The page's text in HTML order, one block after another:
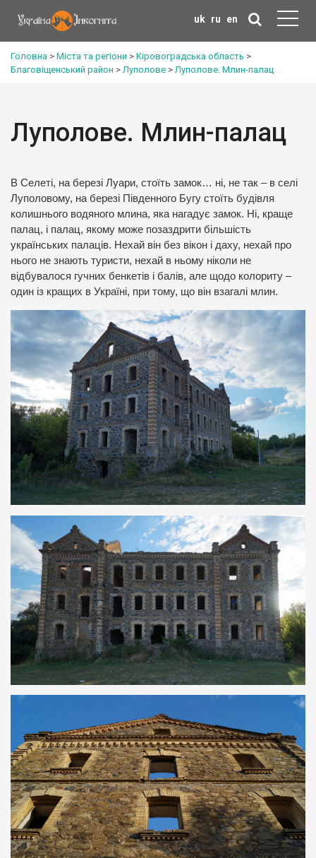
uk ru en
Головна > Міста та регіони > Кіровоградська область >
Благовіщенський район >Луполове >Луполове. Млин-палац
Луполове. Млин-палац
В Селеті, на березі Луари, стоїть замок… ні, не так – в селі
Луполовому, на березі Південного Бугу стоїть будівля
колишнього водяного млина, яка нагадує замок. Ні, краще
палац, і палац, якому може позаздрити більшість
українських палаців. Нехай він без вікон і даху, нехай про
нього не знають туристи, нехай в ньому ніколи не
відбувалося гучних бенкетів і балів, але щодо колориту –
один із кращих в Україні, при тому, що він взагалі млин.